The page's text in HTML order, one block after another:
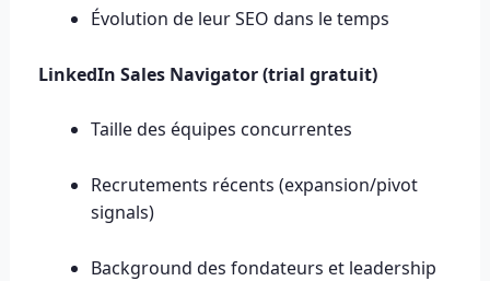
Évolution de leur SEO dans le temps
LinkedIn Sales Navigator (trial gratuit)
Taille des équipes concurrentes
Recrutements récents (expansion/pivot
signals)
Background des fondateurs et leadership